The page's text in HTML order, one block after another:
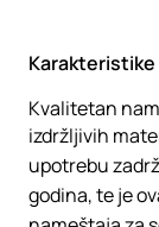
Kvalitetan
izdržljivih
upotrebu
godina, te je